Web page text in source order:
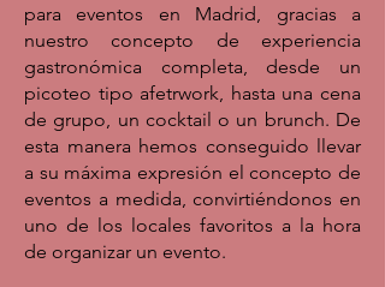
para eventos en Madrid, gracias a
nuestro concepto de experiencia
gastronómica completa, desde un
picoteo tipo afetrwork, hasta una cena
de grupo, un cocktail o un brunch. De
esta manera hemos conseguido llevar
a su máxima expresión el concepto de
eventos a medida, convirtiéndonos en
uno de los locales favoritos a la hora
de organizar un evento.